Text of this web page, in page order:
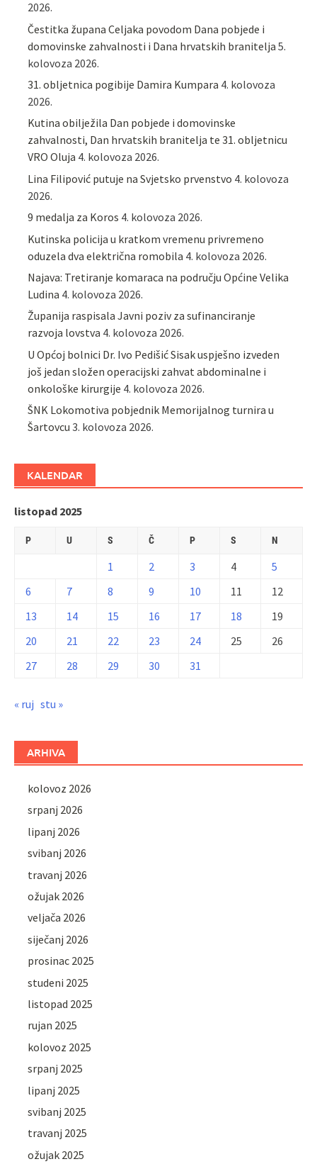
2026.
Čestitka župana Celjaka povodom Dana pobjede i
domovinske zahvalnosti i Dana hrvatskih branitelja 5.
kolovoza 2026.
31. obljetnica pogibije Damira Kumpara 4. kolovoza
2026.
Kutina obilježila Dan pobjede i domovinske
zahvalnosti, Dan hrvatskih branitelja te 31. obljetnicu
VRO Oluja 4. kolovoza 2026.
Lina Filipović putuje na Svjetsko prvenstvo 4. kolovoza
2026.
9 medalja za Koros 4. kolovoza 2026.
Kutinska policija u kratkom vremenu privremeno
oduzela dva električna romobila 4. kolovoza 2026.
Najava: Tretiranje komaraca na području Općine Velika
Ludina 4. kolovoza 2026.
Županija raspisala Javni poziv za sufinanciranje
razvoja lovstva 4. kolovoza 2026.
U Općoj bolnici Dr. Ivo Pedišić Sisak uspješno izveden
još jedan složen operacijski zahvat abdominalne i
onkološke kirurgije 4. kolovoza 2026.
ŠNK Lokomotiva pobjednik Memorijalnog turnira u
Šartovcu 3. kolovoza 2026.
KALENDAR
listopad 2025
P U S Č P S N
1 2 3 4
5
6
7 8 9 10 11
12
13
14 15 16 17 18
19
20
21 22 23 24 25
26
27
28 29 30 31
« ruj stu »
ARHIVA
kolovoz 2026
srpanj 2026
lipanj 2026
svibanj 2026
travanj 2026
ožujak 2026
veljača 2026
siječanj 2026
prosinac 2025
studeni 2025
listopad 2025
rujan 2025
kolovoz 2025
srpanj 2025
lipanj 2025
svibanj 2025
travanj 2025
ožujak 2025